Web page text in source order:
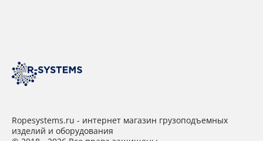
Ropesystems.ru - интернет магазин грузоподъемных
изделий и оборудования